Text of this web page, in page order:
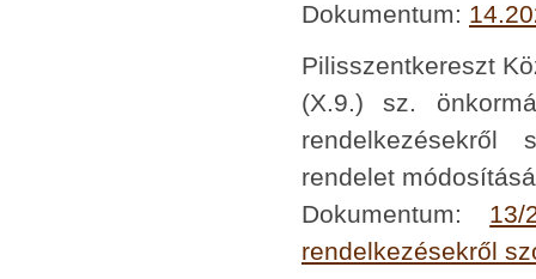
Dokumentum:
Pilisszentkereszt
(X.9.) sz.
rendelkezésekről
rendelet
Dokumentum:
rendelkezésekről